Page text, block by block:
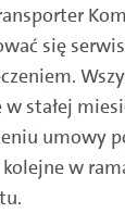
się
stałej
umowy
w